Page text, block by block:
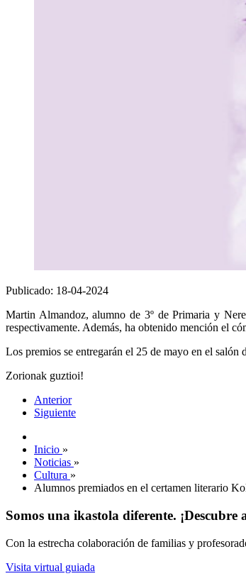
Publicado: 18-04-2024
Martin Almandoz, alumno de 3º de Primaria y
respectivamente. Además, ha obtenido mención el
Los premios se entregarán el 25 de mayo en el
Zorionak guztioi!
Anterior
Siguiente
Inicio »
Noticias »
Cultura »
Alumnos premiados en el certamen literario
Somos una ikastola diferente. ¡Descubre
Con la estrecha colaboración de familias y
Visita virtual guiada